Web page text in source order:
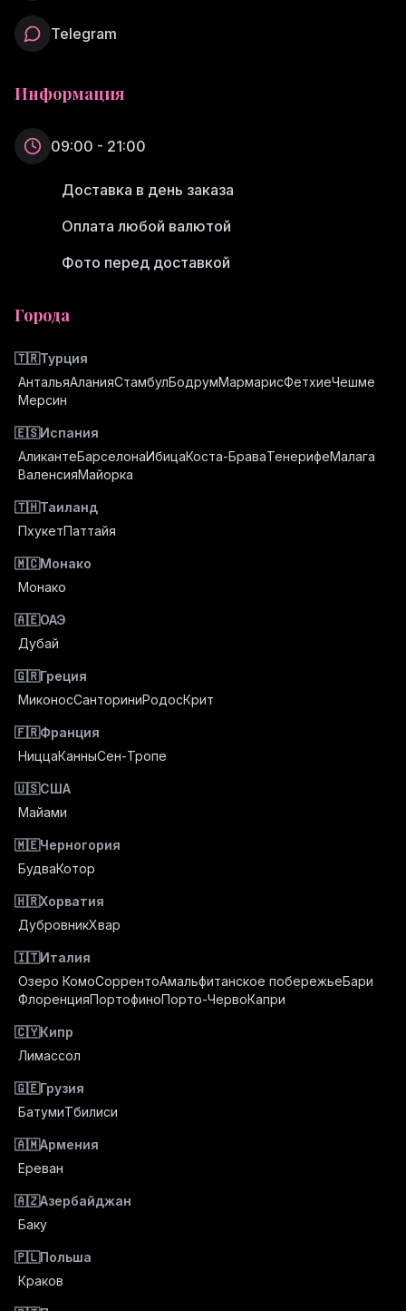
Telegram
Информация
09:00 - 21:00
Доставка в день заказа
Оплата любой валютой
Фото перед доставкой
Города
🇹🇷Турция
АнтальяАланияСтамбулБодрумМармарисФетхиеЧешме
Мерсин
🇪🇸Испания
АликантеБарселонаИбицаКоста-БраваТенерифеМалага
ВаленсияМайорка
🇹🇭Таиланд
ПхукетПаттайя
🇲🇨Монако
Монако
🇦🇪ОАЭ
Дубай
🇬🇷Греция
МиконосСанториниРодосКрит
🇫🇷Франция
НиццаКанныСен-Тропе
🇺🇸США
Майами
🇲🇪Черногория
БудваКотор
🇭🇷Хорватия
ДубровникХвар
🇮🇹Италия
Озеро КомоСоррентоАмальфитанское побережьеБари
ФлоренцияПортофиноПорто-ЧервоКапри
🇨🇾Кипр
Лимассол
🇬🇪Грузия
БатумиТбилиси
🇦🇲Армения
Ереван
🇦🇿Азербайджан
Баку
🇵🇱Польша
Краков